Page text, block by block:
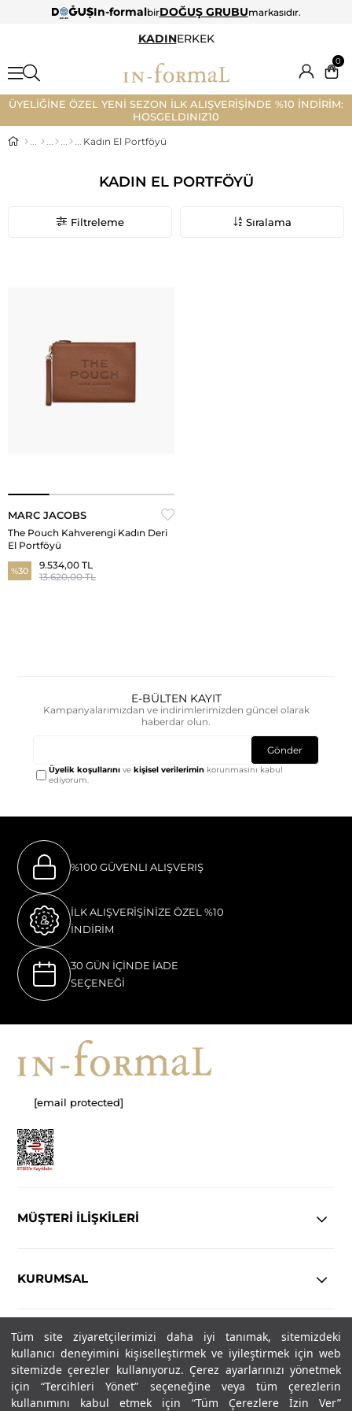
Tüm site ziyaretçilerimizi daha iyi tanımak, sitemizdeki
kullanıcı deneyimini kişiselleştirmek ve iyileştirmek için web
sitemizde çerezler kullanıyoruz. Çerez ayarlarınızı yönetmek
için “Tercihleri Yönet” seçeneğine veya tüm çerezlerin
kullanımını kabul etmek için “Tüm Çerezlere İzin Ver”
In-formalbirDOĞUŞ GRUBUmarkasıdır.
KADINERKEK
0
ÜYELİĞİNE ÖZEL YENİ SEZON İLK ALIŞVERİŞİNDE %10 İNDİRİM:
HOSGELDINIZ10
Kadın El Portföyü
KADIN EL PORTFÖYÜ
Filtreleme Sıralama
MARC JACOBS
The Pouch Kahverengi Kadın Deri
El Portföyü
%30
9.534,00 TL
13.620,00 TL
E-BÜLTEN KAYIT
Kampanyalarımızdan ve indirimlerimizden güncel olarak
haberdar olun.
Gönder
Üyelik koşullarını vekişisel verilerimin korunmasını kabul
ediyorum.
%100 GÜVENLI ALIŞVERIŞ
İLK ALIŞVERİŞİNİZE ÖZEL %10
İNDİRİM
30 GÜN İÇİNDE İADE
SEÇENEĞİ
[email protected]
MÜŞTERİ İLİŞKİLERİ
KURUMSAL
YASAL
Copyright© 2025 IN-FORMAL Tüm hakları saklıdır.